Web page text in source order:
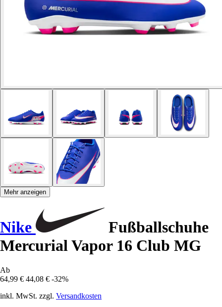
Mehr anzeigen
Nike
Fußballschuhe
Mercurial Vapor 16 Club MG
Ab
64,99 € 44,08 € -32%
inkl. MwSt. zzgl. Versandkosten